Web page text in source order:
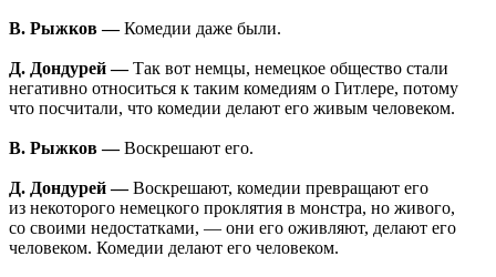
В. Рыжков —Комедии даже были.
Д. Дондурей —Так вот немцы, немецкое общество стали
негативно относиться к таким комедиям о Гитлере, потому
что посчитали, что комедии делают его живым человеком.
В. Рыжков —Воскрешают его.
Д. Дондурей —Воскрешают, комедии превращают его
из некоторого немецкого проклятия в монстра, но живого,
со своими недостатками, — они его оживляют, делают его
человеком. Комедии делают его человеком.